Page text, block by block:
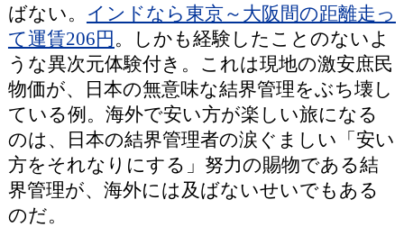
ばない。 インドなら東京～大阪間の距離走っ
て運賃206円 。しかも経験したことのないよ
うな異次元体験付き。これは現地の激安庶民
物価が、日本の無意味な結界管理をぶち壊し
ている例。海外で安い方が楽しい旅になる
のは、日本の結界管理者の涙ぐましい「安い
方をそれなりにする」努力の賜物である結
界管理が、海外には及ばないせいでもある
のだ。